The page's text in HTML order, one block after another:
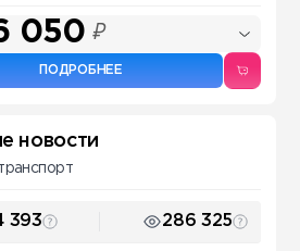
050 ₽
ПОДРОБНЕЕ
новости
393 286 325